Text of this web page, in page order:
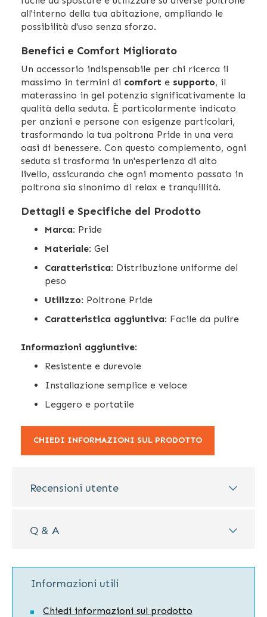
all'interno della tua abitazione, ampliando le
possibilità d'uso senza sforzo.
Benefici e Comfort Migliorato
Un accessorio indispensabile per chi ricerca il
massimo in termini di comfort e supporto, il
materassino in gel potenzia significativamente la
qualità della seduta. È particolarmente indicato
per anziani e persone con esigenze particolari,
trasformando la tua poltrona Pride in una vera
oasi di benessere. Con questo complemento, ogni
seduta si trasforma in un'esperienza di alto
livello, assicurando che ogni momento passato in
poltrona sia sinonimo di relax e tranquillità.
Dettagli e Specifiche del Prodotto
Marca: Pride
Materiale: Gel
Caratteristica: Distribuzione uniforme del
peso
Utilizzo: Poltrone Pride
Caratteristica aggiuntiva: Facile da pulire
Informazioni aggiuntive:
Resistente e durevole
Installazione semplice e veloce
Leggero e portatile
CHIEDI INFORMAZIONI SUL PRODOTTO
Recensioni utente
Q & A
Informazioni utili
Chiedi informazioni sul prodotto